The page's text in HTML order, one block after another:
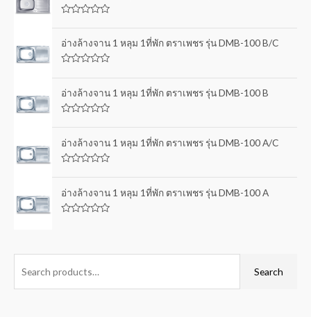
t
e
d
t
o
f
อ่างล้างจาน 1 หลุม 1ที่พัก ตราเพชร รุ่น DMB-100 B/C
t
e
d
t
o
f
อ่างล้างจาน 1 หลุม 1ที่พัก ตราเพชร รุ่น DMB-100 B
t
e
d
t
o
f
อ่างล้างจาน 1 หลุม 1ที่พัก ตราเพชร รุ่น DMB-100 A/C
t
e
d
o
5
อ่างล้างจาน 1 หลุม 1ที่พัก ตราเพชร รุ่น DMB-100 A
d
o
Search